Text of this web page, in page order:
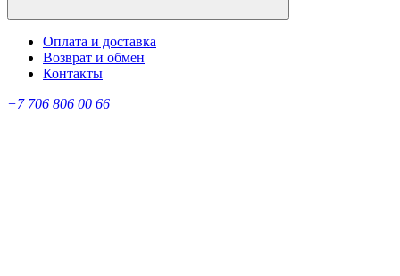
Оплата и доставка
Возврат и обмен
Контакты
+7 706 806 00 66